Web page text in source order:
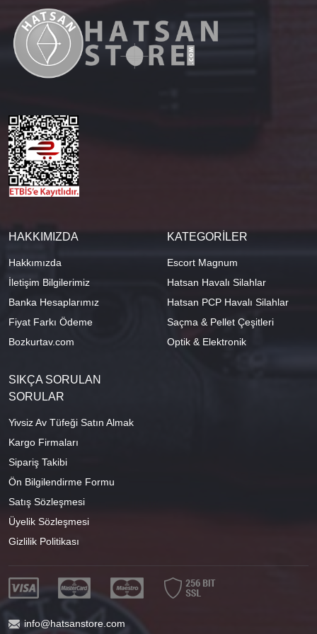
HAKKIMIZDA
Hakkımızda
İletişim Bilgilerimiz
Banka Hesaplarımız
Fiyat Farkı Ödeme
Bozkurtav.com
KATEGORİLER
Escort Magnum
Hatsan Havalı Silahlar
Hatsan PCP Havalı Silahlar
Saçma & Pellet Çeşitleri
Optik & Elektronik
SIKÇA SORULAN
SORULAR
Yivsiz Av Tüfeği Satın Almak
Kargo Firmaları
Sipariş Takibi
Ön Bilgilendirme Formu
Satış Sözleşmesi
Üyelik Sözleşmesi
Gizlilik Politikası
info@hatsanstore.com